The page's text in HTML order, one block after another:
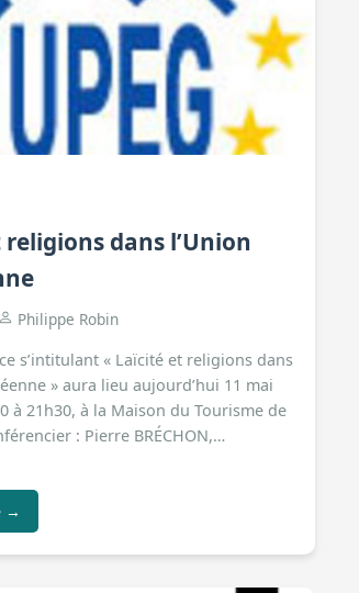
dans l’Union
Philippe Robin
s’intitulant « Laïcité et religions dans
» aura lieu aujourd’hui 11 mai
à 21h30, à la Maison du Tourisme de
: Pierre BRÉCHON,…
→